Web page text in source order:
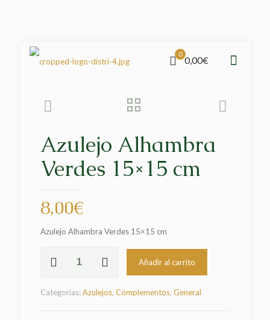
0
0,00€
Azulejo Alhambra
Verdes 15×15 cm
8,00€
Azulejo Alhambra Verdes 15×15 cm
cm
Añadir al carrito
Categorías:Azulejos, Complementos, General